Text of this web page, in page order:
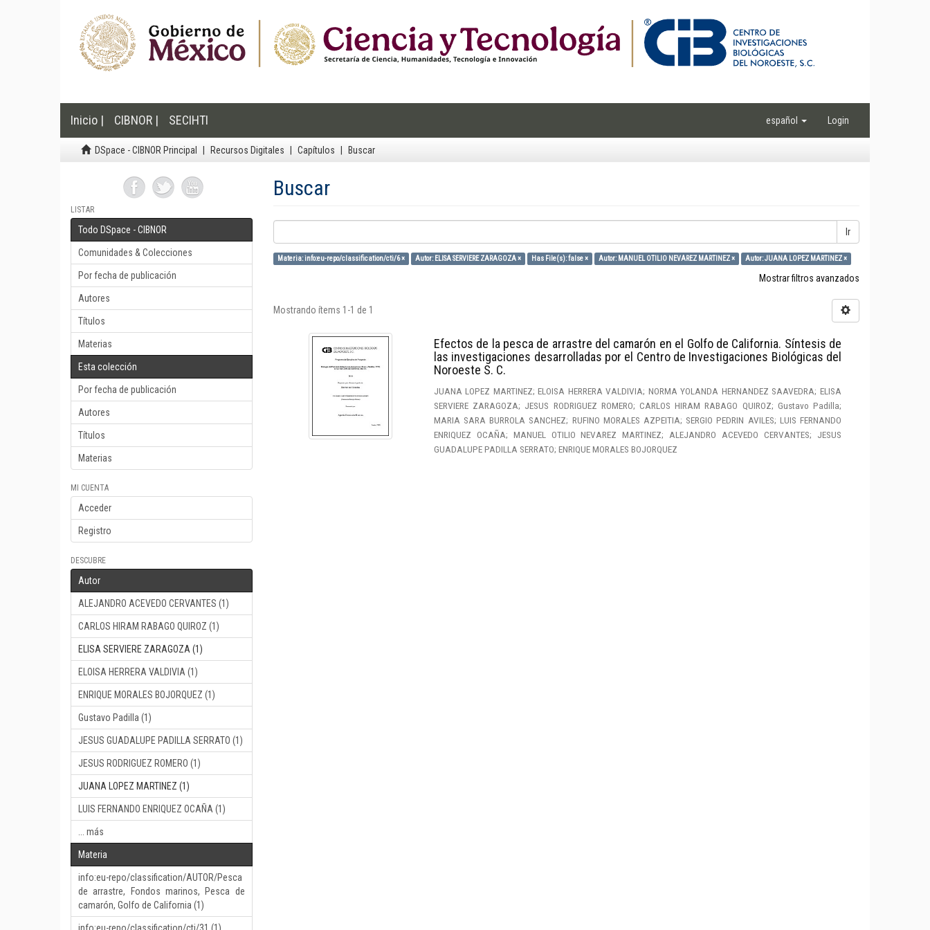
Inicio | CIBNOR | SECIHTI español Login
DSpace - CIBNOR Principal Recursos Digitales Capítulos Buscar
LISTAR
Todo DSpace - CIBNOR
Comunidades & Colecciones
Por fecha de publicación
Autores
Títulos
Materias
Esta colección
Por fecha de publicación
Autores
Títulos
Materias
MI CUENTA
Acceder
Registro
DESCUBRE
Autor
ALEJANDRO ACEVEDO CERVANTES (1)
CARLOS HIRAM RABAGO QUIROZ (1)
ELISA SERVIERE ZARAGOZA (1)
ELOISA HERRERA VALDIVIA (1)
ENRIQUE MORALES BOJORQUEZ (1)
Gustavo Padilla (1)
JESUS GUADALUPE PADILLA SERRATO (1)
JESUS RODRIGUEZ ROMERO (1)
JUANA LOPEZ MARTINEZ (1)
LUIS FERNANDO ENRIQUEZ OCAÑA (1)
... más
Materia
info:eu-repo/classification/AUTOR/Pesca
de arrastre, Fondos marinos, Pesca de
camarón, Golfo de California (1)
Buscar
Ir
Materia: info:eu-repo/classification/cti/6 × Autor: ELISA SERVIERE ZARAGOZA × Has File(s): false × Autor: MANUEL OTILIO NEVAREZ MARTINEZ × Autor: JUANA LOPEZ MARTINEZ ×
Mostrar filtros avanzados
Mostrando ítems 1-1 de 1
Efectos de la pesca de arrastre del camarón en el Golfo de California. Síntesis de
las investigaciones desarrolladas por el Centro de Investigaciones Biológicas del
Noroeste S. C.
JUANA LOPEZ MARTINEZ; ELOISA HERRERA VALDIVIA; NORMA YOLANDA HERNANDEZ SAAVEDRA; ELISA
SERVIERE ZARAGOZA; JESUS RODRIGUEZ ROMERO; CARLOS HIRAM RABAGO QUIROZ; Gustavo Padilla;
MARIA SARA BURROLA SANCHEZ; RUFINO MORALES AZPEITIA; SERGIO PEDRIN AVILES; LUIS FERNANDO
ENRIQUEZ OCAÑA; MANUEL OTILIO NEVAREZ MARTINEZ; ALEJANDRO ACEVEDO CERVANTES; JESUS
GUADALUPE PADILLA SERRATO; ENRIQUE MORALES BOJORQUEZ